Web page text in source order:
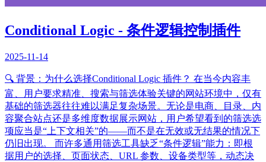
Conditional Logic - 条件逻辑控制插件
2025-11-14
🔍 背景：为什么选择Conditional Logic 插件？ 在当今内容丰
富、用户要求精准、搜索与筛选体验关键的网站环境中，仅有
基础的筛选器往往难以满足复杂场景。无论是电商、目录、内
容聚合站点还是多维度数据展示网站，用户希望看到的筛选选
项应当是“上下文相关”的——而不是在无效或无结果的情况下
仍旧出现。 而许多通用筛选工具缺乏“条件逻辑”能力：即根
据用户的选择、页面状态、URL 参数、设备类型等，动态决